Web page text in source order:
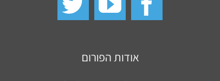
אודות הפורום